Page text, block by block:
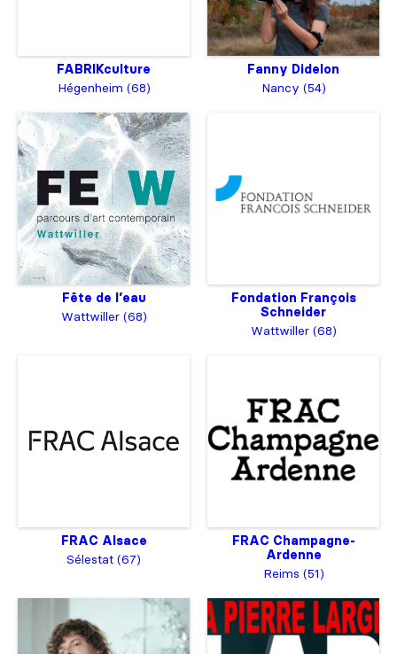
FABRIKculture
Hégenheim (68)
Fanny Didelon
Nancy (54)
Fête de l’eau
Wattwiller (68)
Fondation François
Schneider
Wattwiller (68)
FRAC Alsace
Sélestat (67)
FRAC Champagne-
Ardenne
Reims (51)